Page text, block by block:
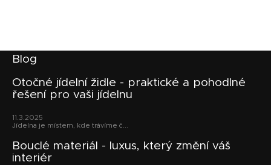
Blog
Otočné jídelní židle - praktické a pohodlné
řešení pro vaši jídelnu
11.3.2025
Jídelna je místem, kde trávíme č...
Bouclé materiál - luxus, který změní váš
interiér